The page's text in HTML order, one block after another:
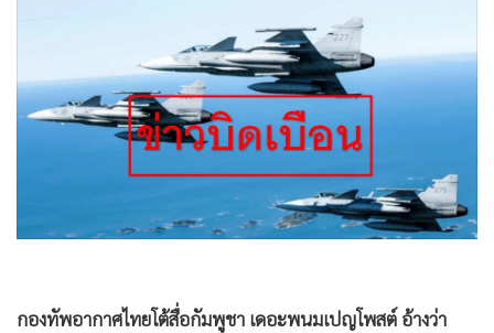
• การเมือง
• ท่องเที่ยว
• ชุมชน-คุณภาพชีวิต
กองทัพอากาศไทยโต้สื่อกัมพูชา เดอะพนมเปญโพสต์ อ้างว่า